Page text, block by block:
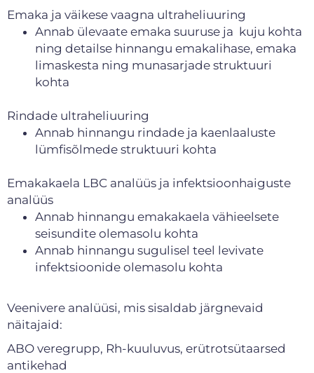
Emaka ja väikese vaagna ultraheliuuring
Annab ülevaate emaka suuruse ja kuju kohta
ning detailse hinnangu emakalihase, emaka
limaskesta ning munasarjade struktuuri
kohta
Rindade ultraheliuuring
Annab hinnangu rindade ja kaenlaaluste
lümfisõlmede struktuuri kohta
Emakakaela LBC analüüs ja infektsioonhaiguste
analüüs
Annab hinnangu emakakaela vähieelsete
seisundite olemasolu kohta
Annab hinnangu sugulisel teel levivate
infektsioonide olemasolu kohta
Veenivere analüüsi, mis sisaldab järgnevaid
näitajaid:
ABO veregrupp, Rh-kuuluvus, erütrotsütaarsed
antikehad